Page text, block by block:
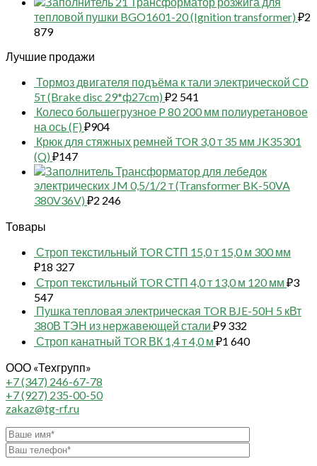
тепловой пушки BGO1601-20 (Ignition transformer) ₽2
879
Лучшие продажи
Тормоз двигателя подъёма к тали электрической CD
5т (Brake disc 29*ф27cm) ₽2 541
Колесо большегрузное P 80 200 мм полиуретановое
на ось (F) ₽904
Крюк для стяжных ремней TOR 3,0 т 35 мм JK35301
(Q) ₽147
Трансформатор для лебедок
электрических JM 0,5/1/2 т (Transformer BK-50VA
380V36V) ₽2 246
Товары
Строп текстильный TOR СТП 15,0 т 15,0 м 300 мм
₽18 327
Строп текстильный TOR СТП 4,0 т 13,0 м 120 мм ₽3
547
Пушка тепловая электрическая TOR BJE-50H 5 кВт
380В ТЭН из нержавеющей стали ₽9 332
Строп канатный TOR ВК 1,4 т 4,0 м ₽1 640
ООО «Техгрупп»
+7 (347) 246-67-78
+7 (927) 235-00-50
zakaz@tg-rf.ru